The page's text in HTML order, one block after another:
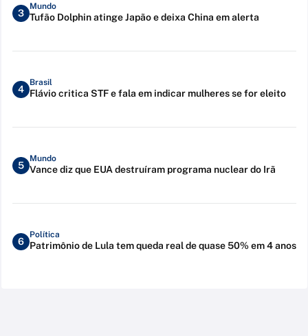
3
Mundo
Tufão Dolphin atinge Japão e deixa China em alerta
4
Brasil
Flávio critica STF e fala em indicar mulheres se for eleito
5
Mundo
Vance diz que EUA destruíram programa nuclear do Irã
6
Política
Patrimônio de Lula tem queda real de quase 50% em 4 anos